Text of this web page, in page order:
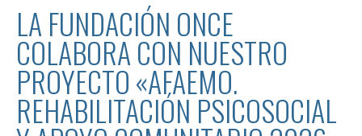
LA FUNDACIÓN ONCE
COLABORA CON NUESTRO
PROYECTO «AFAEMO.
REHABILITACIÓN PSICOSOCIAL